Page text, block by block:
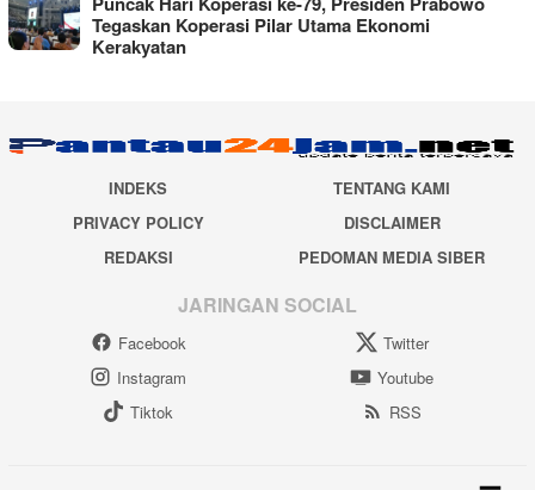
Tegaskan Koperasi Pilar Utama Ekonomi
Kerakyatan
INDEKS
TENTANG KAMI
PRIVACY POLICY
DISCLAIMER
REDAKSI
PEDOMAN MEDIA SIBER
JARINGAN SOCIAL
Facebook
Twitter
Instagram
Youtube
Tiktok
RSS